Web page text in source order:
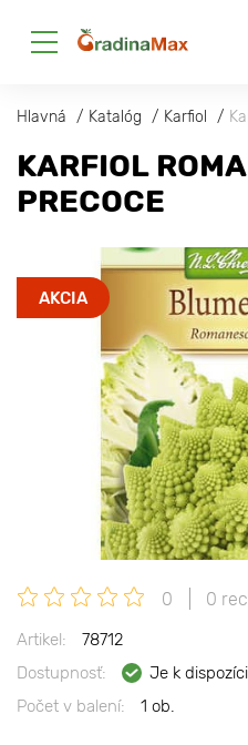
Hlavná Katalóg Karfiol
KARFIOL
PRECOCE
AKCIA
0 0
Artikel:
78712
Dostupnosť:
Je k
Počet v balení:
1 ob.